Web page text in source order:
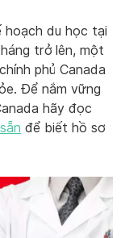
hoạch du học tại
trở lên, một
phủ Canada
Để nắm vững
hãy đọc
để biết hồ sơ